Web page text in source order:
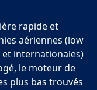
rapide et
aériennes (low
et internationales)
le moteur de
plus bas trouvés